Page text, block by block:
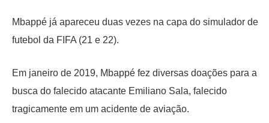
Mbappé já apareceu duas vezes na capa do simulador de
futebol da FIFA (21 e 22).
Em janeiro de 2019, Mbappé fez diversas doações para a
busca do falecido atacante Emiliano Sala, falecido
tragicamente em um acidente de aviação.